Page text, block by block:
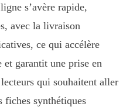
s’avère rapide,
avec la livraison
ce qui accélère
garantit une prise en
qui souhaitent aller
fiches synthétiques